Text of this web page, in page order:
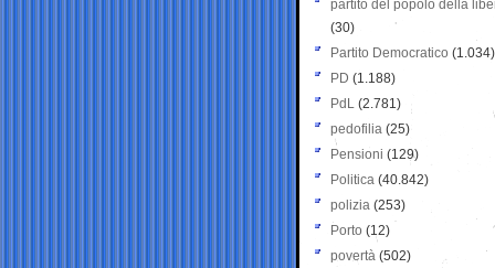
partito del popolo della
(30)
Partito Democratico (1.034)
PD (1.188)
PdL (2.781)
pedofilia (25)
Pensioni (129)
Politica (40.842)
polizia (253)
Porto (12)
povertà (502)